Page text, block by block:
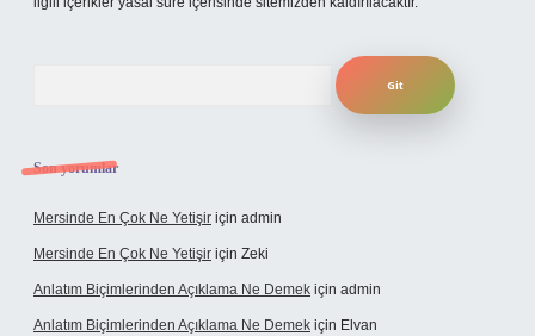
Son yorumlar
Mersinde En Çok Ne Yetişir için admin
Mersinde En Çok Ne Yetişir için Zeki
Anlatım Biçimlerinden Açıklama Ne Demek için admin
Anlatım Biçimlerinden Açıklama Ne Demek için Elvan